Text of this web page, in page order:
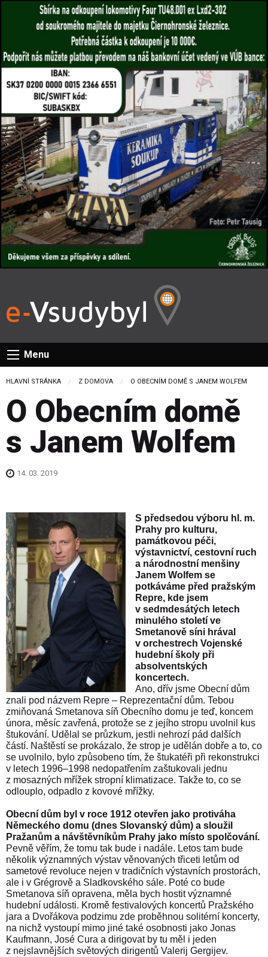
Menu
HLAVNÍ STRÁNKA Z DOMOVA CURRENT:
O OBECNÍM DOMĚ S JANEM WOLFEM
O Obecním domě
s Janem Wolfem
14. 03. 2019
S předsedou výboru hl. m.
Prahy pro kulturu,
památkovou péči,
výstavnictví, cestovní ruch
a národnostní menšiny
Janem Wolfem se
potkáváme před pražským
Repre, kde jsem
v sedmdesátých letech
minulého století ve
Smetanově síni hrával
v orchestrech Vojenské
hudební školy při
absolventských
koncertech.
Ano, dřív jsme Obecní dům
znali pod názvem Repre – Reprezentační dům. Tebou
zmiňovaná Smetanova síň Obecního domu je teď, koncem
února, měsíc zavřená, protože se z jejího stropu uvolnil kus
štukování. Udělal se průzkum, jestli nehrozí pád dalších
částí. Naštěstí se prokázalo, že strop je udělán dobře a to, co
se uvolnilo, bylo způsobeno tím, že štukatéři při rekonstrukci
v letech 1996–1998 nedopatřením zaštukovali jednu
z mosazných mřížek stropní klimatizace. Takže to, co se
odlouplo, odpadlo z kovové mřížky.
Obecní dům byl v roce 1912 otevřen jako protiváha
Německého domu (dnes Slovanský dům) a sloužil
Pražanům a návštěvníkům Prahy jako místo spolčování.
Pevně věřím, že tomu tak bude i nadále. Letos tam bude
několik významných výstav věnovaných třiceti letům od
sametové revoluce nejen v tradičních výstavních prostorách,
ale i v Grégrově a Sladkovského sále. Poté co bude
Smetanova síň opravena, měla bych hostit významné
hudební události. Kromě festivalových koncertů Pražského
jara a Dvořákova podzimu zde proběhnou solitérní koncerty,
na nichž vystoupí mimo jiné také osobnosti jako Jonas
Kaufmann, José Cura a dirigovat by tu měl i jeden
z nejslavnějších světových dirigentů Valerij Gergijev.